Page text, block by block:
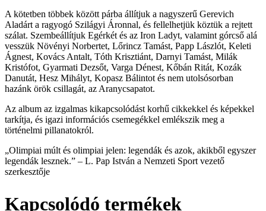
A kötetben többek között párba állítjuk a nagyszerű Gerevich
Aladárt a ragyogó Szilágyi Áronnal, és fellelhetjük köztük a rejtett
szálat. Szembeállítjuk Egérkét és az Iron Ladyt, valamint górcső alá
vesszük Növényi Norbertet, Lőrincz Tamást, Papp Lászlót, Keleti
Ágnest, Kovács Antalt, Tóth Krisztiánt, Darnyi Tamást, Milák
Kristófot, Gyarmati Dezsőt, Varga Dénest, Kőbán Ritát, Kozák
Danutát, Hesz Mihályt, Kopasz Bálintot és nem utolsósorban
hazánk örök csillagát, az Aranycsapatot.
Az album az izgalmas kikapcsolódást korhű cikkekkel és képekkel
tarkítja, és igazi információs csemegékkel emlékszik meg a
történelmi pillanatokról.
„Olimpiai múlt és olimpiai jelen: legendák és azok, akikből egyszer
legendák lesznek.” – L. Pap István a Nemzeti Sport vezető
szerkesztője
Kapcsolódó termékek